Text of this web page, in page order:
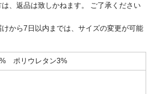
、返品は致しかねます。 ご了承ください
から7日以内までは、サイズの変更が可能
ポリウレタン3%